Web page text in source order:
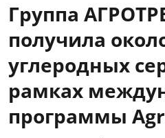
Группа
получила
углеродных
рамках
программы